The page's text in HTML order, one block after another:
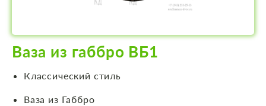
Ваза из габбро ВБ1
Классический стиль
Ваза из Габбро